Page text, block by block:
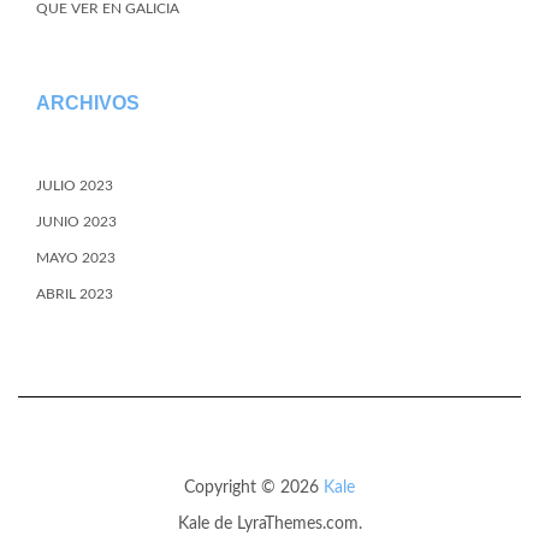
QUE VER EN GALICIA
ARCHIVOS
JULIO 2023
JUNIO 2023
MAYO 2023
ABRIL 2023
Copyright © 2026 Kale
Kalede LyraThemes.com.